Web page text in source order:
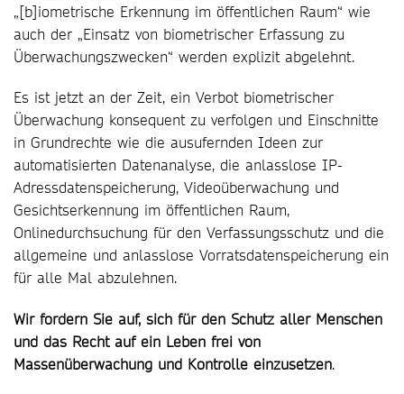
„[b]iometrische Erkennung im öffentlichen Raum“ wie
auch der „Einsatz von biometrischer Erfassung zu
Überwachungszwecken“ werden explizit abgelehnt.
Es ist jetzt an der Zeit, ein Verbot biometrischer
Überwachung konsequent zu verfolgen und Einschnitte
in Grundrechte wie die ausufernden Ideen zur
automatisierten Datenanalyse, die anlasslose IP-
Adressdatenspeicherung, Videoüberwachung und
Gesichtserkennung im öffentlichen Raum,
Onlinedurchsuchung für den Verfassungsschutz und die
allgemeine und anlasslose Vorratsdatenspeicherung ein
für alle Mal abzulehnen.
Wir fordern Sie auf, sich für den Schutz aller Menschen
und das Recht auf ein Leben frei von
Massenüberwachung und Kontrolle einzusetzen.